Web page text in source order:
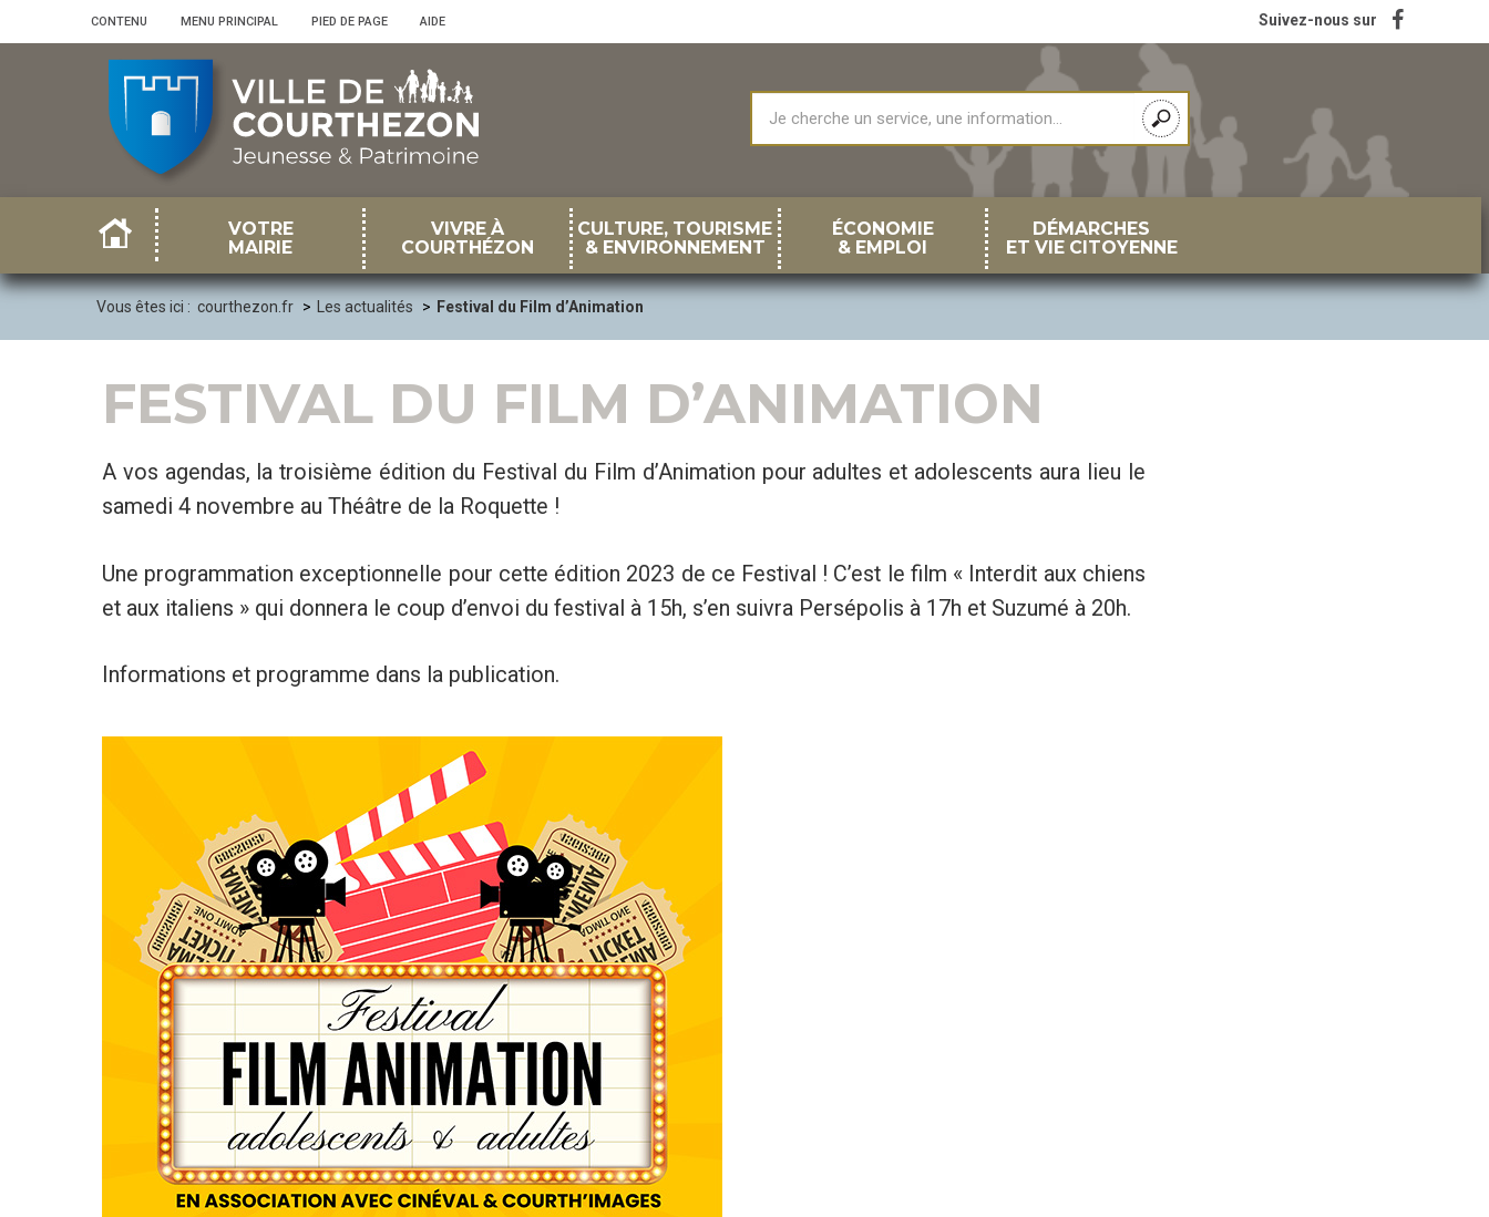
CONTENU MENU PRINCIPAL PIED DE PAGE AIDE
VOTRE
MAIRIE
VIVRE À
COURTHÉZON
CULTURE, TOURISME
& ENVIRONNEMENT
ÉCONOMIE
& EMPLOI
DÉMARCHES
ET VIE CITOYENNE
Suivez-nous sur
Vous êtes ici : courthezon.fr Les actualités Festival du Film d’Animation
FESTIVAL DU FILM D’ANIMATION
A vos agendas, la troisième édition du Festival du Film d’Animation pour adultes et adolescents aura lieu le
samedi 4 novembre au Théâtre de la Roquette !
Une programmation exceptionnelle pour cette édition 2023 de ce Festival ! C’est le film « Interdit aux chiens
et aux italiens » qui donnera le coup d’envoi du festival à 15h, s’en suivra Persépolis à 17h et Suzumé à 20h.
Informations et programme dans la publication.